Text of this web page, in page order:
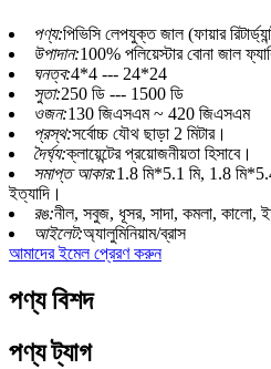
পণ্য:পিভিসি লেপযুক্ত জাল (ফায়ার
উপাদান:100% পলিয়েস্টার বোনা জাল
ঘনত্ব:4*4 --- 24*24
সুতা:250 ডি --- 1500 ডি
ওজন:130 জিএসএম ~ 420 জিএসএম
প্রস্থ:সর্বোচ্চ যৌথ ছাড়া 2 মিটার।
দৈর্ঘ্য:ক্লায়েন্টের প্রয়োজনীয়তা হিসাবে।
সমাপ্ত আকার:1.8 মি*5.1 মি, 1.8
ইত্যাদি।
রঙ:নীল, সবুজ, ধূসর, সাদা, কমলা, কালো,
আইলেট:অ্যালুমিনিয়াম/ব্রাস
আমাদের ইমেল প্রেরণ করুন
পণ্য বিশদ
পণ্য ট্যাগ